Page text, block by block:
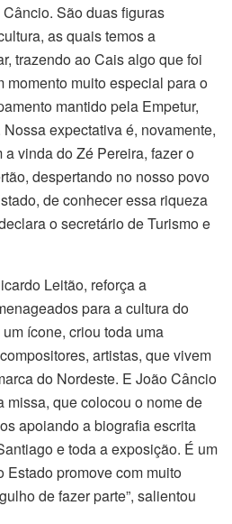
São duas figuras
as quais temos a
trazendo ao Cais algo que foi
momento muito especial para o
mantido pela Empetur,
expectativa é, novamente,
vinda do Zé Pereira, fazer o
despertando no nosso povo
de conhecer essa riqueza
o secretário de Turismo e
Leitão, reforça a
para a cultura do
ícone, criou toda uma
artistas, que vivem
do Nordeste. E João Câncio
missa, que colocou o nome de
apoiando a biografia escrita
e toda a exposição. É um
Estado promove com muito
de fazer parte”, salientou